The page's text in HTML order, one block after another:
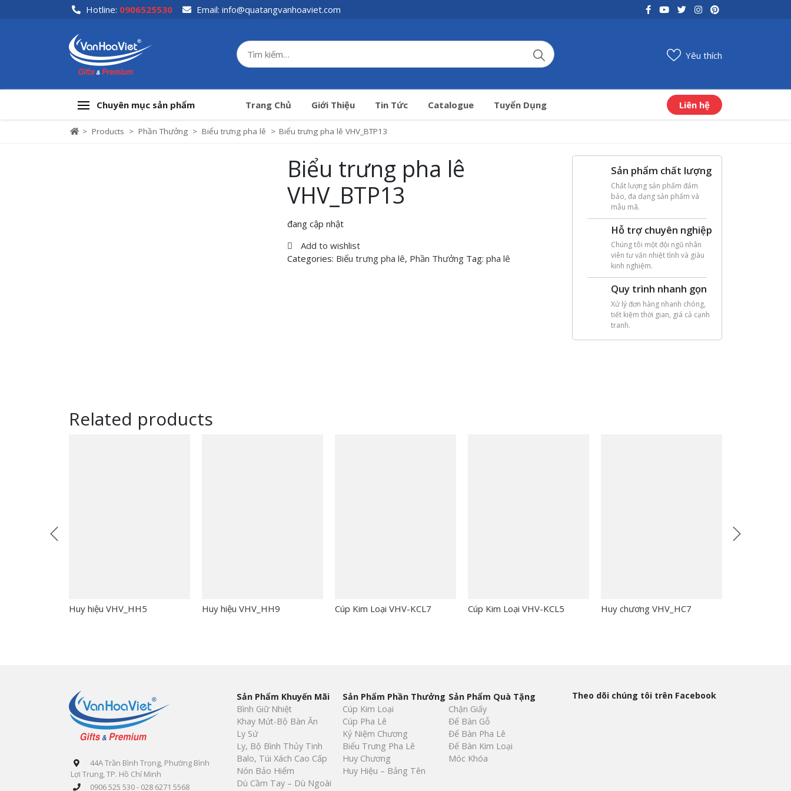
Hotline: 0906525530 Email: info@quatangvanhoaviet.com
Yêu thích
Chuyên mục sản phẩm Trang Chủ Giới Thiệu Tin Tức Catalogue Tuyển Dụng Liên hệ
> Products > Phần Thưởng > Biểu trưng pha lê > Biểu trưng pha lê VHV_BTP13
Biểu trưng pha lê
VHV_BTP13
đang cập nhật
Add to wishlist
Categories: Biểu trưng pha lê, Phần Thưởng Tag:pha lê
Sản phẩm chất lượng
Chất lượng sản phẩm đảm
bảo, đa dạng sản phẩm và
mẫu mã.
Hỗ trợ chuyên nghiệp
Chúng tôi một đội ngũ nhân
viên tư vấn nhiệt tình và giàu
kinh nghiệm.
Quy trình nhanh gọn
Xử lý đơn hàng nhanh chóng,
tiết kiệm thời gian, giá cả cạnh
tranh.
Related products
Huy hiệu VHV_HH5 Huy hiệu VHV_HH9 Cúp Kim Loại VHV-KCL7 Cúp Kim Loại VHV-KCL5 Huy chương VHV_HC7
44A Trần Bình Trọng, Phường Bình
Lợi Trung, TP. Hồ Chí Minh
0906 525 530 - 028 6271 5568
Sản Phẩm Khuyến Mãi
Bình Giữ Nhiệt
Khay Mứt-Bộ Bàn Ăn
Ly Sứ
Ly, Bộ Bình Thủy Tinh
Balo, Túi Xách Cao Cấp
Nón Bảo Hiểm
Dù Cầm Tay – Dù Ngoài
Sản Phẩm Phần Thưởng
Cúp Kim Loại
Cúp Pha Lê
Kỷ Niệm Chương
Biểu Trưng Pha Lê
Huy Chương
Huy Hiệu – Bảng Tên
Sản Phẩm Quà Tặng
Chặn Giấy
Để Bàn Gỗ
Để Bàn Pha Lê
Để Bàn Kim Loại
Móc Khóa
Theo dõi chúng tôi trên Facebook